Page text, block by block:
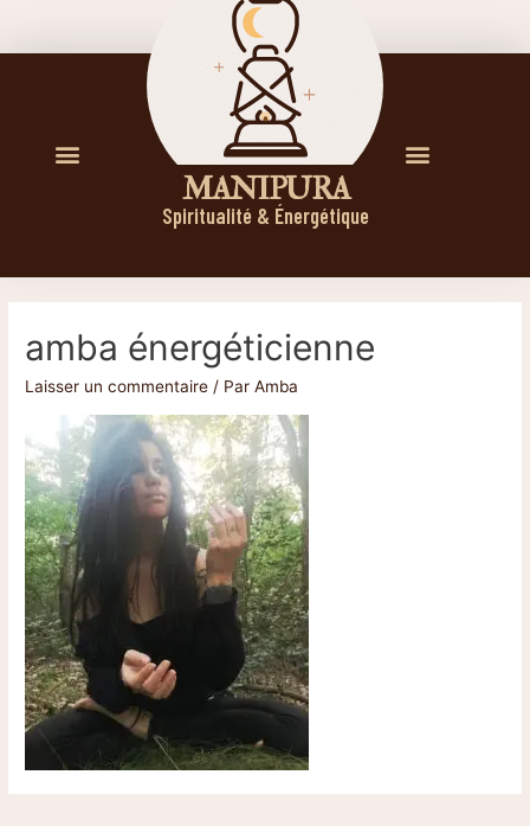
M A N I P U R A
Spiritualité & Énergétique
amba énergéticienne
Laisser un commentaire / ParAmba